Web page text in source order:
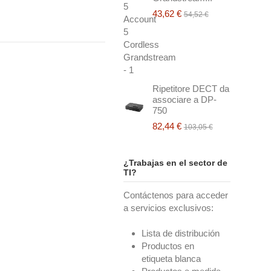
43,62 € 54,52 €
Ripetitore DECT da
associare a DP-
750
82,44 € 103,05 €
¿Trabajas en el sector de
TI?
Contáctenos para acceder
a servicios exclusivos:
Lista de distribución
Productos en
etiqueta blanca